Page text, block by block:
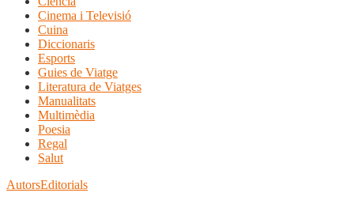
Cinema i Televisió
Cuina
Diccionaris
Esports
Guies de Viatge
Literatura de Viatges
Manualitats
Multimèdia
Poesia
Regal
Salut
AutorsEditorials